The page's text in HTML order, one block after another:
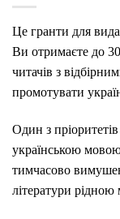
Це гранти для
Ви отримаєте до
читачів з
промотувати
Один з
українською
тимчасово
літератури